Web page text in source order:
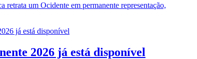
retrata um Ocidente em permanente representação,
2026 já está disponível